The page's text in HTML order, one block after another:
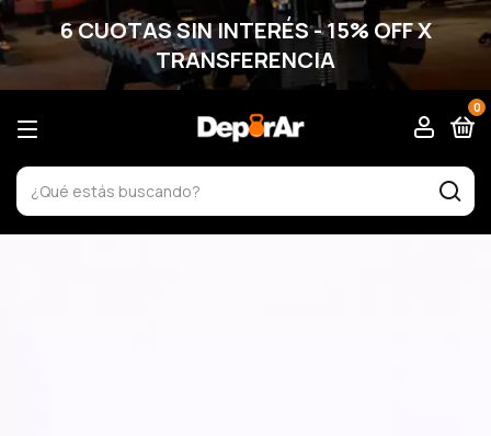
6 CUOTAS SIN INTERÉS - 15% OFF X
TRANSFERENCIA
0